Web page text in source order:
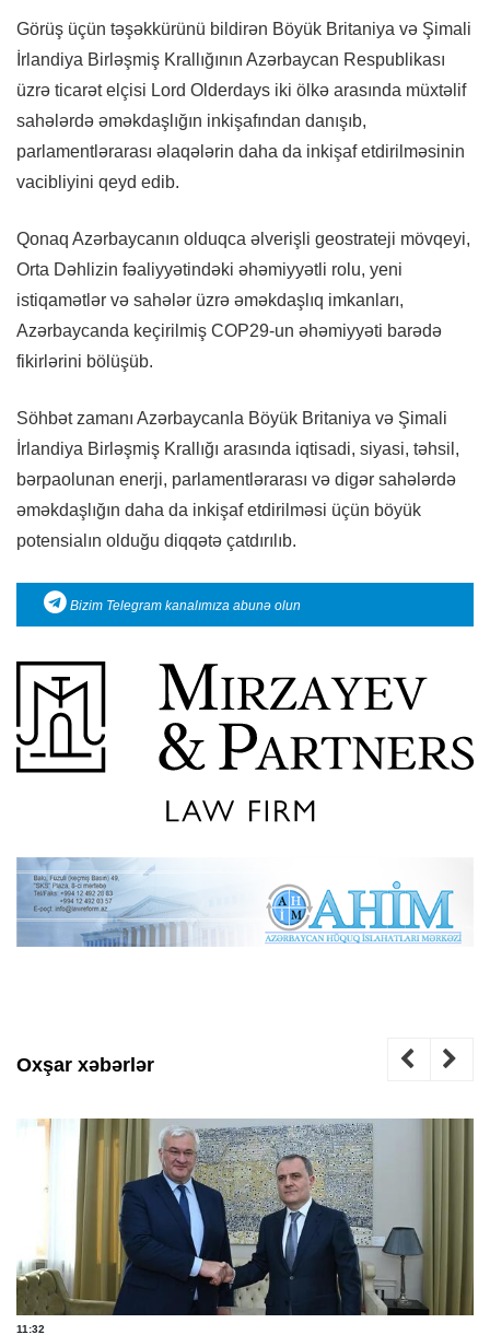
Görüş üçün təşəkkürünü bildirən Böyük Britaniya və Şimali
İrlandiya Birləşmiş Krallığının Azərbaycan Respublikası
üzrə ticarət elçisi Lord Olderdays iki ölkə arasında müxtəlif
sahələrdə əməkdaşlığın inkişafından danışıb,
parlamentlərarası əlaqələrin daha da inkişaf etdirilməsinin
vacibliyini qeyd edib.
Qonaq Azərbaycanın olduqca əlverişli geostrateji mövqeyi,
Orta Dəhlizin fəaliyyətindəki əhəmiyyətli rolu, yeni
istiqamətlər və sahələr üzrə əməkdaşlıq imkanları,
Azərbaycanda keçirilmiş COP29-un əhəmiyyəti barədə
fikirlərini bölüşüb.
Söhbət zamanı Azərbaycanla Böyük Britaniya və Şimali
İrlandiya Birləşmiş Krallığı arasında iqtisadi, siyasi, təhsil,
bərpaolunan enerji, parlamentlərarası və digər sahələrdə
əməkdaşlığın daha da inkişaf etdirilməsi üçün böyük
potensialın olduğu diqqətə çatdırılıb.
Bizim Telegram kanalımıza abunə olun
Oxşar xəbərlər
11:32